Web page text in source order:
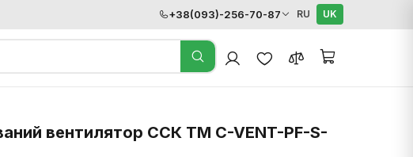
+38(093)-256-70-87 RU UK
вентилятор ССК ТМ C-VENT-PF-S-